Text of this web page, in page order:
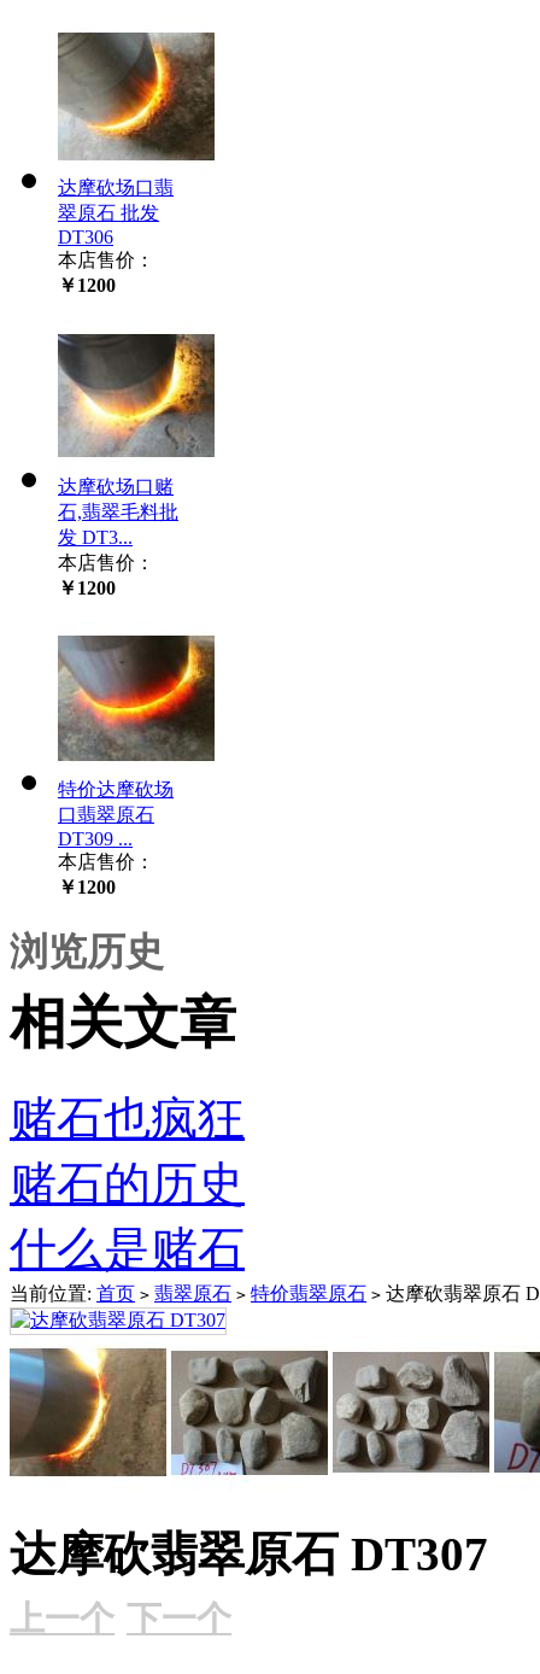
达摩砍场口翡
翠原石 批发
DT306
本店售价：
￥1200
达摩砍场口赌
石,翡翠毛料批
发 DT3...
本店售价：
￥1200
特价达摩砍场
口翡翠原石
DT309 ...
本店售价：
￥1200
浏览历史
相关文章
赌石也疯狂
赌石的历史
什么是赌石
当前位置: 首页 > 翡翠原石 > 特价翡翠原石 > 达摩砍翡翠原石
达摩砍翡翠原石 DT307
上一个 下一个